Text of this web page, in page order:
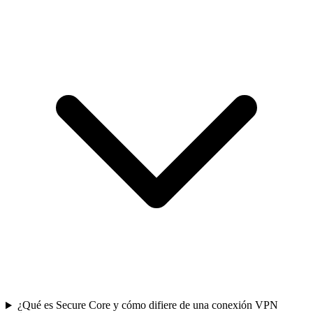
¿Qué es Secure Core y cómo difiere de una conexión VPN